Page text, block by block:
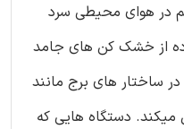
در هوای محیطی سرد
از خشک کن های جامد
در ساختار های برج مانند
دستگاه هایی که